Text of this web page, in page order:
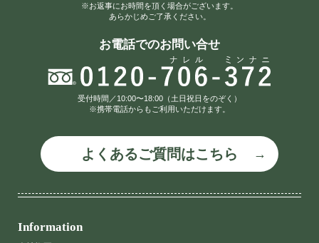
※お返事にお時間を頂く場合がございます。
あらかじめご了承ください。
お電話でのお問い合せ
受付時間／10:00〜18:00（土日祝日をのぞく）
※携帯電話からもご利用いただけます。
よくあるご質問はこちら
Information